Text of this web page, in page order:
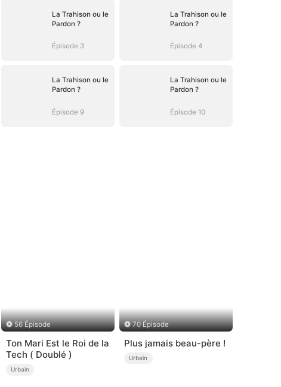
La Trahison ou le
Pardon ?
Épisode 3
La Trahison ou le
Pardon ?
Épisode 4
La Trahison ou le
Pardon ?
Épisode 9
La Trahison ou le
Pardon ?
Épisode 10
56 Épisode
Ton Mari Est le Roi de la
Tech ( Doublé )
Urbain
70 Épisode
Plus jamais beau-père !
Urbain